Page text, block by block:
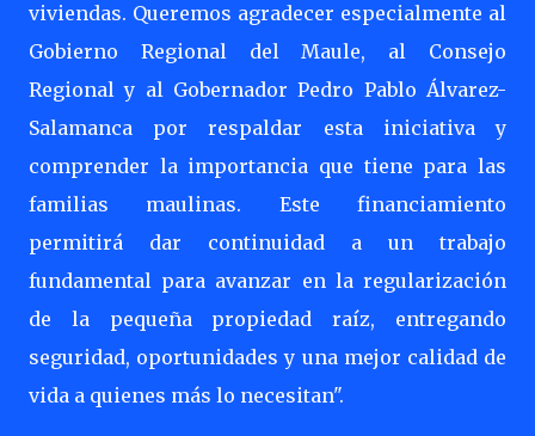
viviendas. Queremos agradecer especialmente al
Gobierno Regional del Maule, al Consejo
Regional y al Gobernador Pedro Pablo Álvarez-
Salamanca por respaldar esta iniciativa y
comprender la importancia que tiene para las
familias maulinas. Este financiamiento
permitirá dar continuidad a un trabajo
fundamental para avanzar en la regularización
de la pequeña propiedad raíz, entregando
seguridad, oportunidades y una mejor calidad de
vida a quienes más lo necesitan".